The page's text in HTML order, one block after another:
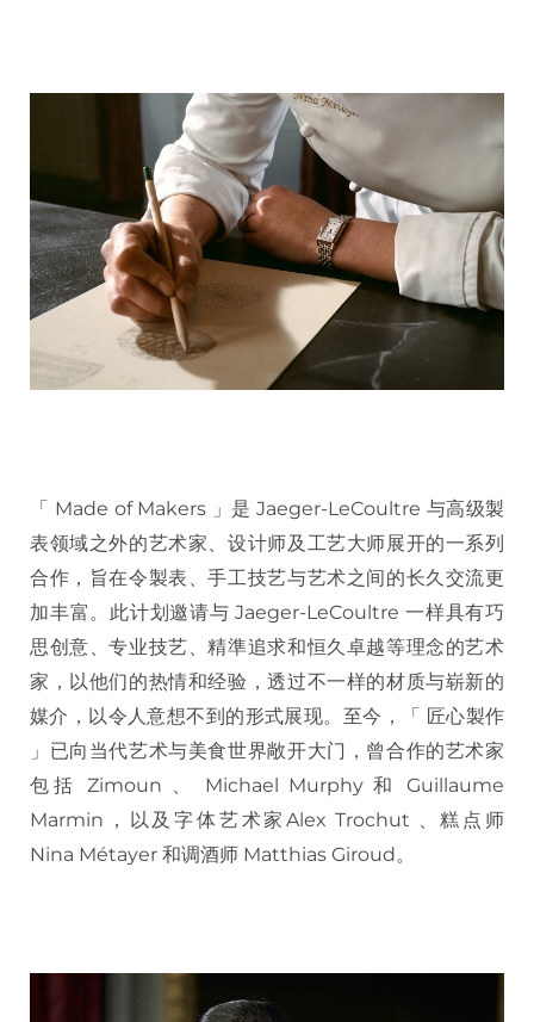
「 Made of Makers 」是 Jaeger-LeCoultre 与高级製
表领域之外的艺术家、设计师及工艺大师展开的一系列
合作，旨在令製表、手工技艺与艺术之间的长久交流更
加丰富。此计划邀请与 Jaeger-LeCoultre 一样具有巧
思创意、专业技艺、精準追求和恒久卓越等理念的艺术
家，以他们的热情和经验，透过不一样的材质与崭新的
媒介，以令人意想不到的形式展现。至今，「 匠心製作
」已向当代艺术与美食世界敞开大门，曾合作的艺术家
包括 Zimoun 、 Michael Murphy 和 Guillaume
Marmin，以及字体艺术家Alex Trochut 、糕点师
Nina Métayer 和调酒师 Matthias Giroud。